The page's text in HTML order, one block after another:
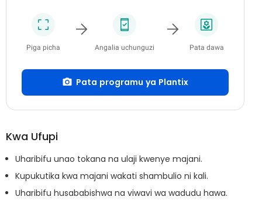
Piga picha Angalia uchunguzi Pata dawa
Pata programu ya Plantix
Kwa Ufupi
Uharibifu unao tokana na ulaji kwenye majani.
Kupukutika kwa majani wakati shambulio ni kali.
Uharibifu husababishwa na viwavi wa wadudu hawa.